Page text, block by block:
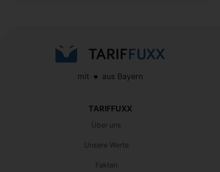
mit aus Bayern
TARIFFUXX
Über uns
Unsere Werte
Fakten